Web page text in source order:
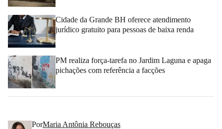
Cidade da Grande BH oferece atendimento
jurídico gratuito para pessoas de baixa renda
PM realiza força-tarefa no Jardim Laguna e apaga
pichações com referência a facções
PorMaria Antônia Rebouças